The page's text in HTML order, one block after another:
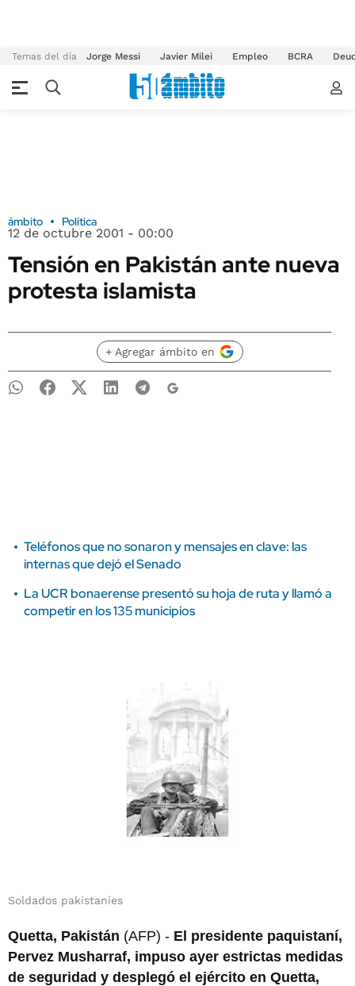
Temas del día Jorge Messi Javier Milei Empleo BCRA
ámbito Política
12 de octubre 2001 - 00:00
Tensión en Pakistán ante nueva
protesta islamista
+ Agregar ámbito en
Teléfonos que no sonaron y mensajes en clave: las
internas que dejó el Senado
La UCR bonaerense presentó su hoja de ruta y llamó a
competir en los 135 municipios
Soldados pakistaníes
Quetta, Pakistán (AFP) - El presidente paquistaní,
Pervez Musharraf, impuso ayer estrictas medidas
de seguridad y desplegó el ejército en Quetta,